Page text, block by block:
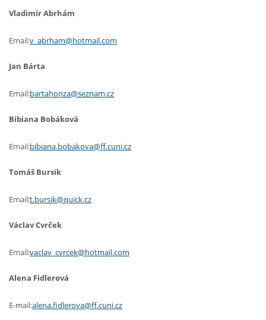
Vladimír Abrhám
Email:v_abrham@hotmail.com
Jan Bárta
Email:bartahonza@seznam.cz
Bibiana Bobáková
Email:bibiana.bobakova@ff.cuni.cz
Tomáš Bursík
Email:t.bursik@quick.cz
Václav Cvrček
Email:vaclav_cvrcek@hotmail.com
Alena Fidlerová
E-mail:alena.fidlerova@ff.cuni.cz